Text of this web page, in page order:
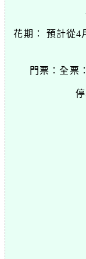
花期： 預計從4
門票：全票